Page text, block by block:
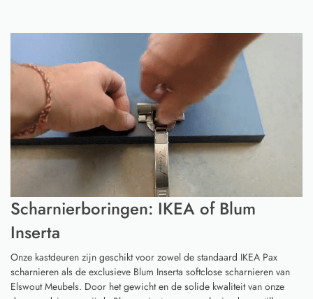
Scharnierboringen: IKEA of Blum
Inserta
Onze kastdeuren zijn geschikt voor zowel de standaard IKEA Pax
scharnieren als de exclusieve Blum Inserta softclose scharnieren van
Elswout Meubels. Door het gewicht en de solide kwaliteit van onze